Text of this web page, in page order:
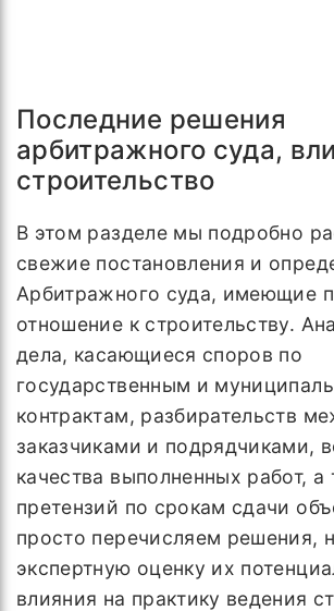
Последние решения
арбитражного суда,
строительство
В этом разделе мы подробно
свежие постановления и
Арбитражного суда, имеющие
отношение к строительству.
дела, касающиеся споров по
государственным и
контрактам, разбирательств
заказчиками и подрядчиками,
качества выполненных работ, а
претензий по срокам сдачи
просто перечисляем решения,
экспертную оценку их
влияния на практику ведения